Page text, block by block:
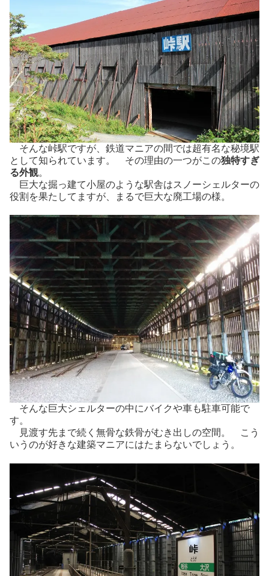
そんな峠駅ですが、鉄道マニアの間では超有名な秘境駅
として知られています。 その理由の一つがこの独特すぎ
る外観。
巨大な掘っ建て小屋のような駅舎はスノーシェルターの
役割を果たしてますが、まるで巨大な廃工場の様。
そんな巨大シェルターの中にバイクや車も駐車可能で
す。
見渡す先まで続く無骨な鉄骨がむき出しの空間。 こう
いうのが好きな建築マニアにはたまらないでしょう。